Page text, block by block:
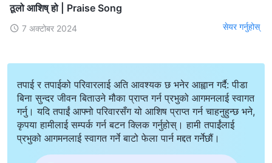
ठूलो आशिष् हो | Praise Song
7 अक्टोबर 2024 सेयर गर्नुहोस्
तपाई र तपाईको परिवारलाई अति आवश्यक छ भनेर आह्वान गर्दै: पीडा
बिना सुन्दर जीवन बिताउने मौका प्राप्त गर्न प्रभुको आगमनलाई स्वागत
गर्नु। यदि तपाईं आफ्नो परिवारसँग यो आशिष प्राप्त गर्न चाहनुहुन्छ भने,
कृपया हामीलाई सम्पर्क गर्न बटन क्लिक गर्नुहोस्। हामी तपाईंलाई
प्रभुको आगमनलाई स्वागत गर्ने बाटो फेला पार्न मद्दत गर्नेछौं।